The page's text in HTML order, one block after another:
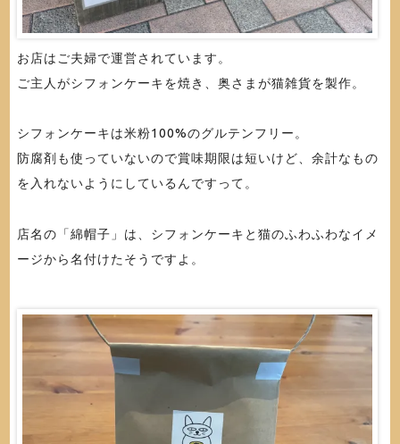
お店はご夫婦で運営されています。
ご主人がシフォンケーキを焼き、奥さまが猫雑貨を製作。
シフォンケーキは米粉100%のグルテンフリー。
防腐剤も使っていないので賞味期限は短いけど、余計なもの
を入れないようにしているんですって。
店名の「綿帽子」は、シフォンケーキと猫のふわふわなイメ
ージから名付けたそうですよ。